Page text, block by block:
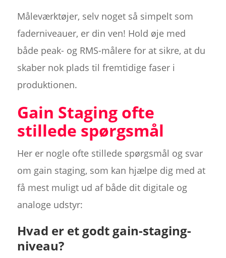
Måleværktøjer, selv noget så simpelt som
faderniveauer, er din ven! Hold øje med
både peak- og RMS-målere for at sikre, at du
skaber nok plads til fremtidige faser i
produktionen.
Gain Staging ofte
stillede spørgsmål
Her er nogle ofte stillede spørgsmål og svar
om gain staging, som kan hjælpe dig med at
få mest muligt ud af både dit digitale og
analoge udstyr:
Hvad er et godt gain-staging-
niveau?